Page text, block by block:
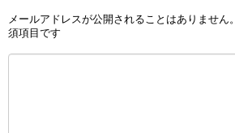
メールアドレスが公開されることはありません。
須項目です